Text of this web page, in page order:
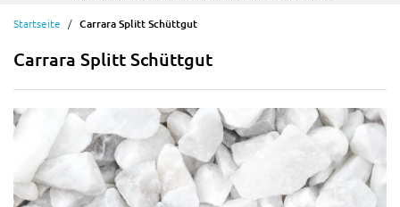
Startseite Carrara Splitt Schüttgut
Carrara Splitt Schüttgut